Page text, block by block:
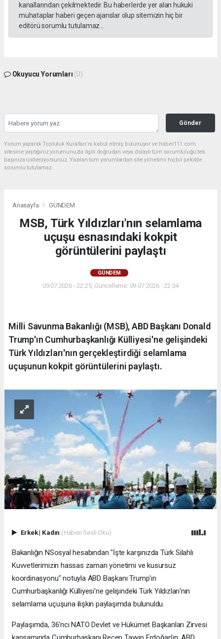
kanallarından çekilmektedir. Bu haberlerde yer alan hukuki
muhataplar haberi geçen ajanslar olup sitemizin hiç bir
editörü sorumlu tutulamaz...
Okuyucu Yorumları (0)
Gönder
Yorum yazarak Topluluk Kuralları’nı kabul etmiş bulunuyor ve haber111.com
sitesine yaptığınız yorumunuzla ilgili doğrudan veya dolaylı tüm sorumluluğu tek
başınıza üstleniyorsunuz. Yazılan tüm yorumlardan site yönetimi hiçbir şekilde
sorumlu tutulamaz.
Anasayfa GÜNDEM
MSB, Türk Yıldızları'nın selamlama
uçuşu esnasındaki kokpit
görüntülerini paylaştı
GÜNDEM
09.07.2026 - 22:25, Güncelleme: 09.07.2026 - 22:34
Milli Savunma Bakanlığı (MSB), ABD Başkanı Donald
Trump'ın Cumhurbaşkanlığı Külliyesi'ne gelişindeki
Türk Yıldızları'nın gerçekleştirdiği selamlama
uçuşunun kokpit görüntülerini paylaştı.
Erkek| Kadın (Haberi Sesli Oku)
Bakanlığın NSosyal hesabından "İşte karşınızda Türk Silahlı
Kuvvetlerimizin hassas zaman yönetimi ve kusursuz
koordinasyonu" notuyla ABD Başkanı Trump'ın
Cumhurbaşkanlığı Külliyesi'ne gelişindeki Türk Yıldızları'nın
selamlama uçuşuna ilişkin paylaşımda bulunuldu.
Paylaşımda, 36'ncı NATO Devlet ve Hükümet Başkanları Zirvesi